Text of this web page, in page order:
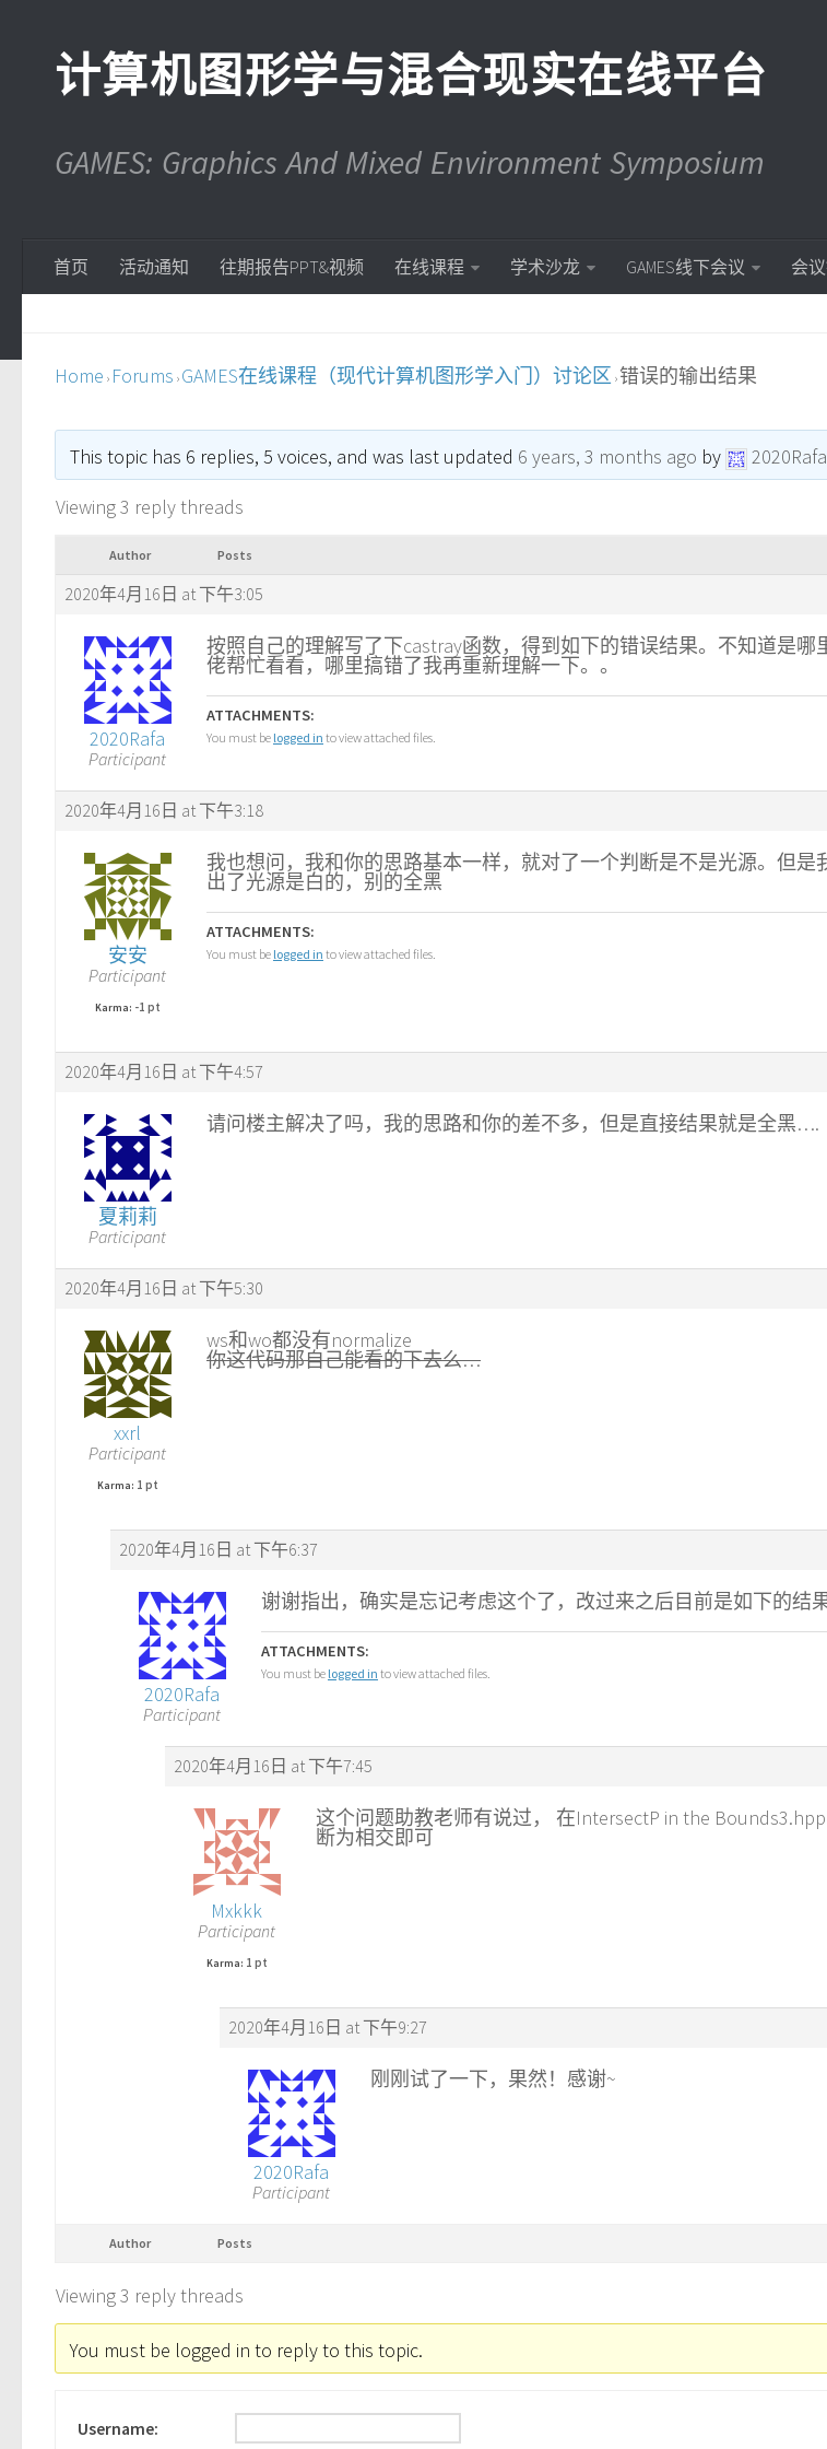
计算机图形学与混合现实在线平台
GAMES: Graphics And Mixed Environment Symposium
首页 活动通知 往期报告PPT&视频 在线课程 学术沙龙 GAMES线下会议 会
Home › Forums › GAMES在线课程（现代计算机图形学入门）讨论区 › 错误的输出结果
This topic has 6 replies, 5 voices, and was last updated 6 years, 3 months ago by 2020Rafa
Viewing 3 reply threads
Author Posts
2020年4月16日 at 下午3:05
2020Rafa
Participant
按照自己的理解写了下castray函数，得到如下的错误结果。不知道是哪
佬帮忙看看，哪里搞错了我再重新理解一下。。
ATTACHMENTS:
You must be logged in to view attached files.
2020年4月16日 at 下午3:18
安安
Participant
Karma: -1 pt
我也想问，我和你的思路基本一样，就对了一个判断是不是光源。但是
出了光源是白的，别的全黑
ATTACHMENTS:
You must be logged in to view attached files.
2020年4月16日 at 下午4:57
夏莉莉
Participant
请问楼主解决了吗，我的思路和你的差不多，但是直接结果就是全黑….
2020年4月16日 at 下午5:30
xxrl
Participant
Karma: 1 pt
ws和wo都没有normalize
你这代码那自己能看的下去么…
2020年4月16日 at 下午6:37
2020Rafa
Participant
谢谢指出，确实是忘记考虑这个了，改过来之后目前是如下的结
ATTACHMENTS:
You must be logged in to view attached files.
2020年4月16日 at 下午7:45
Mxkkk
Participant
Karma: 1 pt
这个问题助教老师有说过， 在IntersectP in the
断为相交即可
2020年4月16日 at 下午9:27
2020Rafa
Participant
刚刚试了一下，果然！感谢~
Author Posts
Viewing 3 reply threads
You must be logged in to reply to this topic.
Username: